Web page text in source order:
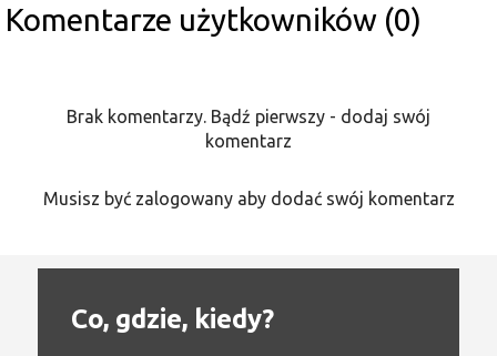
Komentarze użytkowników (0)
Brak komentarzy. Bądź pierwszy - dodaj swój
komentarz
Musisz być zalogowany aby dodać swój komentarz
Co, gdzie, kiedy?